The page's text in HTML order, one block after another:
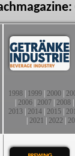
1998 1999 2000
2006 2007 2008
2013 2014 2015
2021 2022